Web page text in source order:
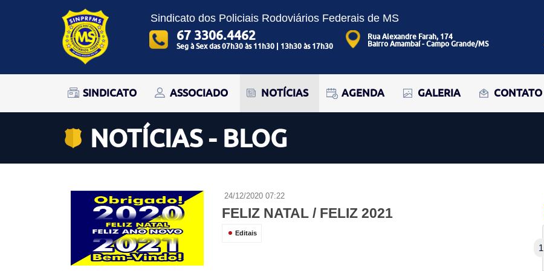
Sindicato dos Policiais Rodoviários Federais de MS
67 3306.4462
Seg à Sex das 07h30 às 11h30 | 13h30 às 17h30
Rua Alexandre Farah, 174
Bairro Amambaí - Campo Grande/MS
SINDICATO ASSOCIADO NOTÍCIAS AGENDA GALERIA CONTATO
NOTÍCIAS - BLOG
24/12/2020 07:22
FELIZ NATAL / FELIZ 2021
Editais
1